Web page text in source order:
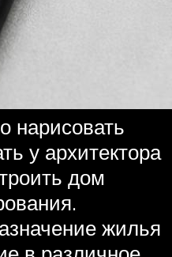
нарисовать
у архитектора
дом
жилья